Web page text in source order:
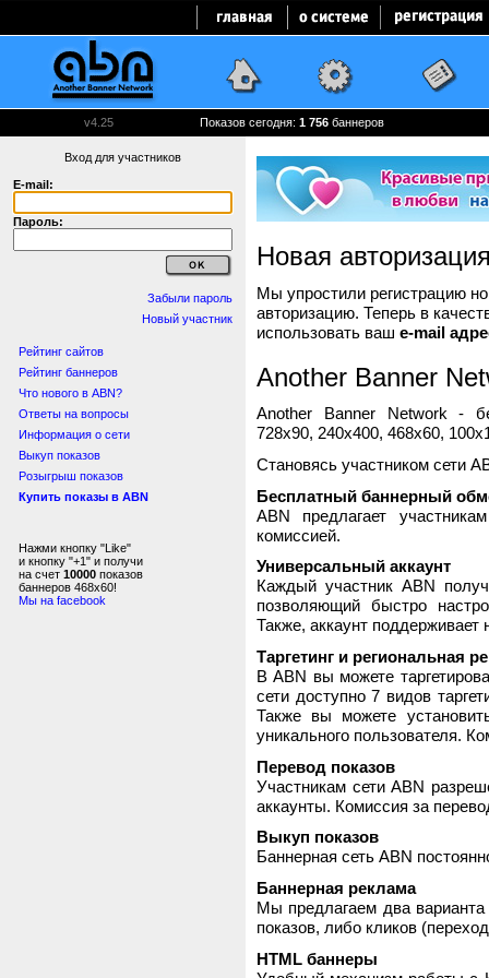
v4.25 Показов сегодня: 1 756 баннеров
Вход для участников
E-mail:
Пароль:
Забыли пароль
Новый участник
Рейтинг сайтов
Рейтинг баннеров
Что нового в ABN?
Ответы на вопросы
Информация о сети
Выкуп показов
Розыгрыш показов
Купить показы в ABN
Нажми кнопку "Like"
и кнопку "+1" и получи
на счет 10000 показов
баннеров 468x60!
Мы на facebook
Новая
Мы упростили регистрацию
авторизацию. Теперь в
использовать ваш e-mail
Another Banner
Another Banner Network -
728x90, 240x400, 468x60,
Становясь участником сети
Бесплатный баннерный
ABN предлагает
комиссией.
Универсальный аккаунт
Каждый участник ABN
позволяющий быстро
Также, аккаунт поддерживает
Таргетинг и региональная
В ABN вы можете
сети доступно 7 видов
Также вы можете
уникального пользователя.
Перевод показов
Участникам сети ABN
аккаунты. Комиссия за
Выкуп показов
Баннерная сеть ABN
Баннерная реклама
Мы предлагаем два
показов, либо кликов
HTML баннеры